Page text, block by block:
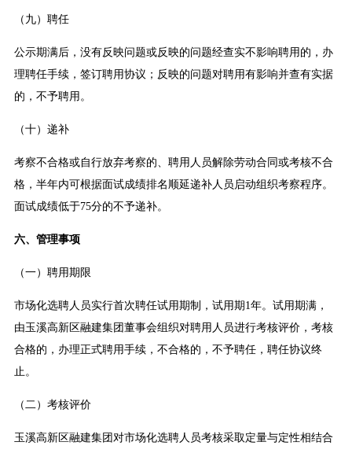
（九）聘任
公示期满后，没有反映问题或反映的问题经查实不影响聘用的，办
理聘任手续，签订聘用协议；反映的问题对聘用有影响并查有实据
的，不予聘用。
（十）递补
考察不合格或自行放弃考察的、聘用人员解除劳动合同或考核不合
格，半年内可根据面试成绩排名顺延递补人员启动组织考察程序。
面试成绩低于75分的不予递补。
六、管理事项
（一）聘用期限
市场化选聘人员实行首次聘任试用期制，试用期1年。试用期满，
由玉溪高新区融建集团董事会组织对聘用人员进行考核评价，考核
合格的，办理正式聘用手续，不合格的，不予聘任，聘任协议终
止。
（二）考核评价
玉溪高新区融建集团对市场化选聘人员考核采取定量与定性相结合